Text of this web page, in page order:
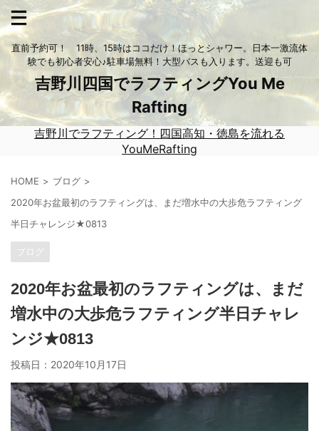
直前予約可！ 11時、15時はココだけ！ほっとシャワー。日本一激流体
験でも初心者安心♪駐車場無料！大型バスも入ります。送迎も可
吉野川四国でラフティングYou Me
Rafting
吉野川でラフティング！四国高知・徳島を流れる
YouMeRafting
HOME
ブログ
2020年お盆最初のラフティングは、まだ増水中の大歩危ラフティング
半日チャレンジ★0813
ブログ
2020年お盆最初のラフティングは、まだ
増水中の大歩危ラフティング半日チャレ
ンジ★0813
投稿日： 2020年10月17日